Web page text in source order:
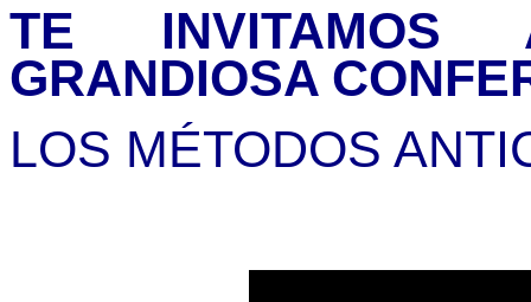
TE INVITAMOS
GRANDIOSA
LOS MÉTODOS